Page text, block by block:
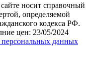
носит справочный
определяемой
кодекса РФ.
цен: 23/05/2024
данных